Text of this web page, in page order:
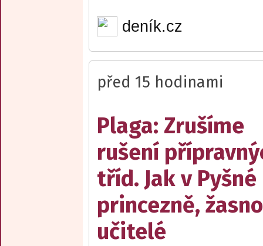
deník.cz
před 15 hodinami
Plaga: Zrušíme
rušení
tříd. Jak v Pyšné
princezně,
učitelé